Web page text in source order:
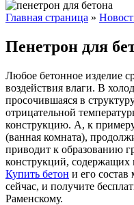
Главная страница »
Пенетрон для
Любое бетонное изделие
воздействия влаги. В
просочившаяся в
отрицательной
конструкцию. А, к
(ванная комната),
приводит к образованию
конструкций, содержащих
Купить бетон и его
сейчас, и получите
Раменскому.